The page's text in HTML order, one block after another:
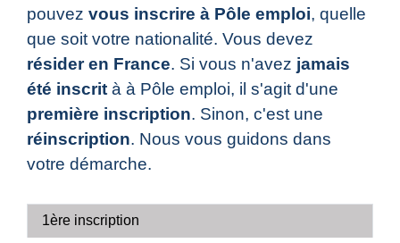
pouvez vous inscrire à Pôle emploi, quelle
que soit votre nationalité. Vous devez
résider en France. Si vous n'avez jamais
été inscrit à à Pôle emploi, il s'agit d'une
première inscription. Sinon, c'est une
réinscription. Nous vous guidons dans
votre démarche.
1ère inscription